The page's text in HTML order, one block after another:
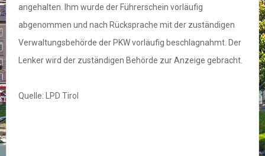
angehalten. Ihm wurde der Führerschein vorläufig
abgenommen und nach Rücksprache mit der zuständigen
Verwaltungsbehörde der PKW vorläufig beschlagnahmt. Der
Lenker wird der zuständigen Behörde zur Anzeige gebracht.
Quelle: LPD Tirol